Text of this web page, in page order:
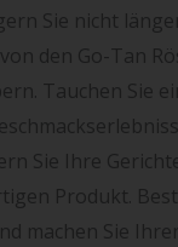
Sie nicht
den Go-Tan
Tauchen Sie
Sie Ihre
Produkt.
machen Sie